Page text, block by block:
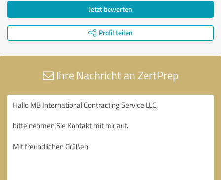
Jetzt bewerten
Profil teilen
Ihre Nachricht an ZertPrep